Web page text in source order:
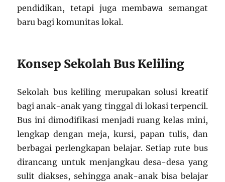
pendidikan, tetapi juga membawa semangat
baru bagi komunitas lokal.
Konsep Sekolah Bus Keliling
Sekolah bus keliling merupakan solusi kreatif
bagi anak-anak yang tinggal di lokasi terpencil.
Bus ini dimodifikasi menjadi ruang kelas mini,
lengkap dengan meja, kursi, papan tulis, dan
berbagai perlengkapan belajar. Setiap rute bus
dirancang untuk menjangkau desa-desa yang
sulit diakses, sehingga anak-anak bisa belajar